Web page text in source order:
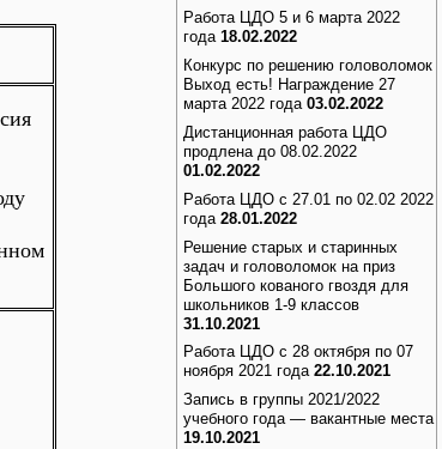
Работа ЦДО 5 и 6 марта 2022
года 18.02.2022
Конкурс по решению головоломок
Выход есть! Награждение 27
марта 2022 года 03.02.2022
Дистанционная работа ЦДО
продлена до 08.02.2022
01.02.2022
Работа ЦДО с 27.01 по 02.02 2022
года 28.01.2022
Решение старых и старинных
задач и головоломок на приз
Большого кованого гвоздя для
школьников 1-9 классов
31.10.2021
Работа ЦДО с 28 октября по 07
ноября 2021 года 22.10.2021
Запись в группы 2021/2022
учебного года — вакантные места
19.10.2021